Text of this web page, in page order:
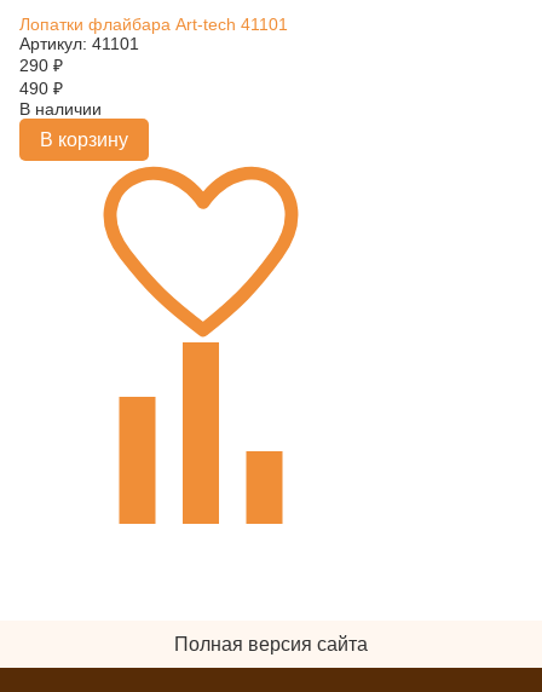
Лопатки флайбара Art-tech 41101
Артикул: 41101
290 ₽
490 ₽
В наличии
В корзину
Полная версия сайта